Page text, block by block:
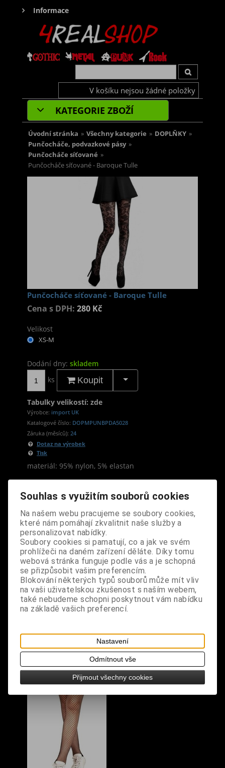
Informace
V košíku nejsou žádné položky
KATEGORIE ZBOŽÍ
Úvodní stránka » Všechny kategorie » DOPLŇKY »
Punčocháče, podvazkové pásy »
Punčocháče síťované »
Punčocháče síťované - Baroque Tulle
Punčocháče síťované - Baroque Tulle
Cena s DPH: 280 Kč
Velikost
XS-M
Dodání dny: skladem
ks
Koupit
Tabulky velikostí: zde
Výrobce: import UK
Katalogové číslo: DOPMPUNBPDA5028
Záruka (měsíců): 24
Dotaz na výrobek
Tisk
materiál: 95% nylon, 5% elastan
jemně síťované, černá barva
velikost: universální XS-M - výška postavy 152-170
cm, boky 86-101 cm
poznámka: punčocháče z hygienických důvodů
nevyměňujeme
S výrobkem se také prodává
Souhlas s využitím souborů cookies
Na našem webu pracujeme se soubory cookies,
které nám pomáhají zkvalitnit naše služby a
personalizovat nabídky.
Soubory cookies si pamatují, co a jak ve svém
prohlížeči na daném zařízení děláte. Díky tomu
webová stránka funguje podle vás a je schopná
se přizpůsobit vašim preferencím.
Blokování některých typů souborů může mít vliv
na vaši uživatelskou zkušenost s naším webem,
také nebudeme schopni poskytnout vám nabídku
na základě vašich preferencí.
Nastavení
Odmítnout vše
Přijmout všechny cookies